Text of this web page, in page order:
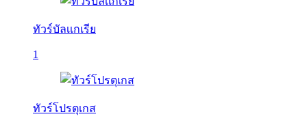
ทัวร์บัลเเกเรีย
1
ทัวร์โปรตุเกส